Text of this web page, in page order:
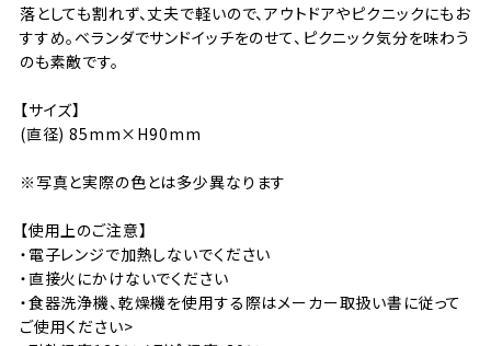
落としても割れず、丈夫で軽いので、アウトドアやピクニックにもお
すすめ。ベランダでサンドイッチをのせて、ピクニック気分を味わう
のも素敵です。
【サイズ】
(直径) 85mm×H90mm
※写真と実際の色とは多少異なります
【使用上のご注意】
・電子レンジで加熱しないでください
・直接火にかけないでください
・食器洗浄機、乾燥機を使用する際はメーカー取扱い書に従って
ご使用ください>